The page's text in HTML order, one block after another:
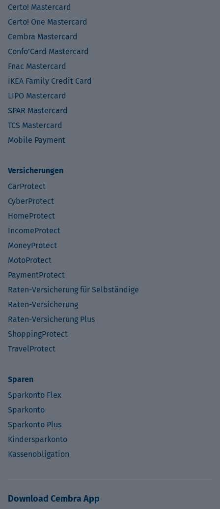
Certo! Mastercard
Certo! One Mastercard
Cembra Mastercard
Confo’Card Mastercard
Fnac Mastercard
IKEA Family Credit Card
LIPO Mastercard
SPAR Mastercard
TCS Mastercard
Mobile Payment
Versicherungen
CarProtect
CyberProtect
HomeProtect
IncomeProtect
MoneyProtect
MotoProtect
PaymentProtect
Raten-Versicherung für Selbständige
Raten-Versicherung
Raten-Versicherung Plus
ShoppingProtect
TravelProtect
Sparen
Sparkonto Flex
Sparkonto
Sparkonto Plus
Kindersparkonto
Kassenobligation
Download Cembra App